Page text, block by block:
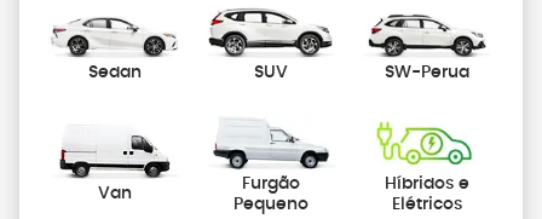
Sedan SUV SW-Perua
Van
Furgão
Pequeno
Híbridos e
Elétricos